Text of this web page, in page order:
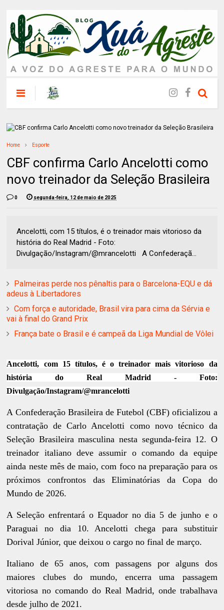
Home Esporte
CBF confirma Carlo Ancelotti como
novo treinador da Seleção Brasileira
0 segunda-feira, 12 de maio de 2025
Ancelotti, com 15 títulos, é o treinador mais vitorioso da
história do Real Madrid - Foto:
Divulgação/Instagram/@mrancelotti A Confederaçã...
Palmeiras perde nos pênaltis para o Barcelona-EQU e dá
adeus à Libertadores
Com força e autoridade, Brasil vira para cima da Sérvia e
vai à final do Grand Prix
França bate o Brasil e é campeã da Liga Mundial de Vôlei
Ancelotti, com 15 títulos, é o treinador mais vitorioso da
história do Real Madrid - Foto:
Divulgação/Instagram/@mrancelotti
A Confederação Brasileira de Futebol (CBF) oficializou a
contratação de Carlo Ancelotti como novo técnico da
Seleção Brasileira masculina nesta segunda-feira 12. O
treinador italiano deve assumir o comando da equipe
ainda neste mês de maio, com foco na preparação para os
próximos confrontos das Eliminatórias da Copa do
Mundo de 2026.
A Seleção enfrentará o Equador no dia 5 de junho e o
Paraguai no dia 10. Ancelotti chega para substituir
Dorival Júnior, que deixou o cargo no final de março.
Italiano de 65 anos, com passagens por alguns dos
maiores clubes do mundo, encerra uma passagem
vitoriosa no comando do Real Madrid, onde trabalhava
desde julho de 2021.